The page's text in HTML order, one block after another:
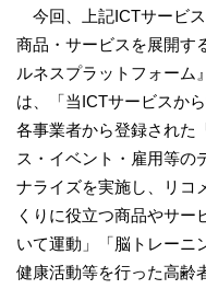
今回、上記ICTサービ
商品・サービスを展開す
ルネスプラットフォーム
は、「当ICTサービスか
各事業者から登録された
ス・イベント・雇用等の
ナライズを実施し、リコ
くりに役立つ商品やサー
いて運動」「脳トレーニ
健康活動等を行った高齢